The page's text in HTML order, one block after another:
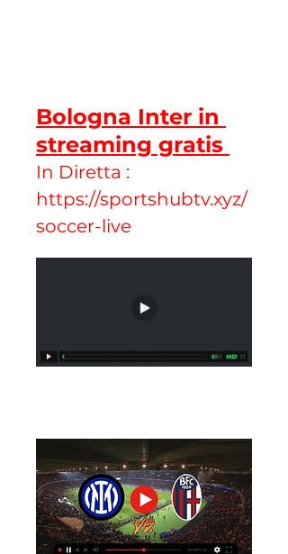
Bologna Inter in
streaming gratis
In Diretta :
https://sportshubtv.xyz/
soccer-live